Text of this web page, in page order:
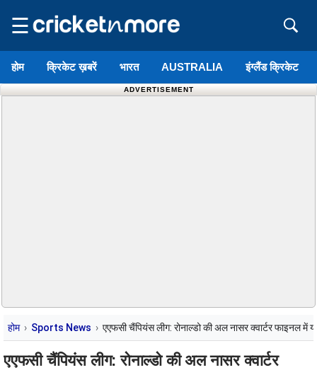
☰
होम क्रिकेट ख़बरें भारत AUSTRALIA इंग्लैंड क्रिकेट
ADVERTISEMENT
होम Sports News एएफसी चैंपियंस लीग: रोनाल्डो की अल नासर क्वार्टर फाइनल में
एएफसी चैंपियंस लीग: रोनाल्डो की अल नासर क्वार्टर